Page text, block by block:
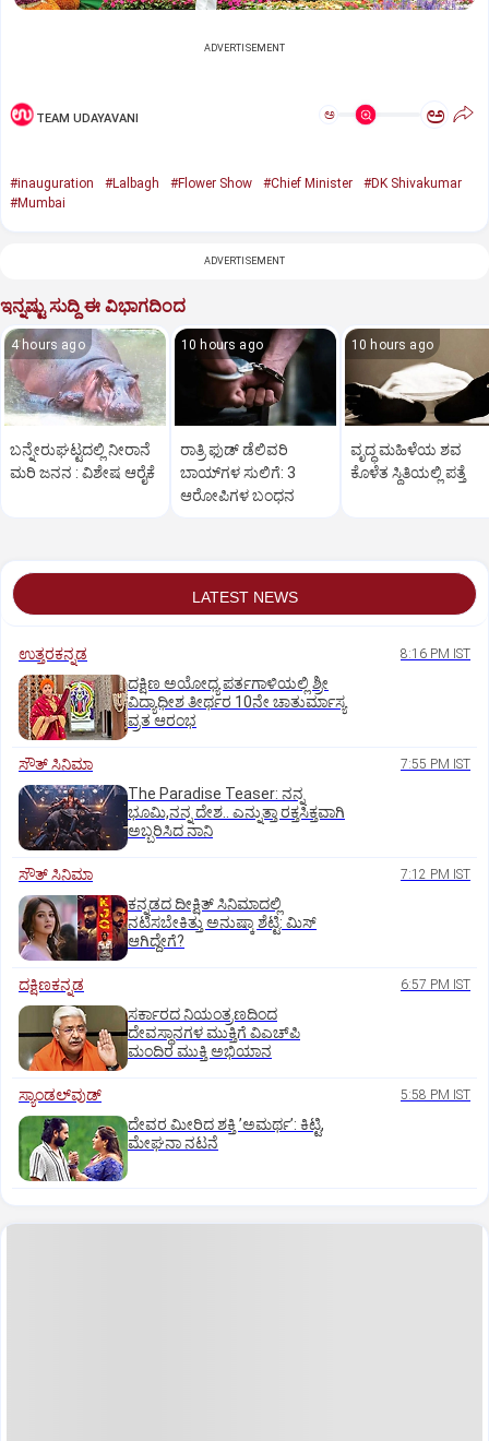
ADVERTISEMENT
TEAM UDAYAVANI ಅ ಅ
#inauguration #Lalbagh #Flower Show #Chief Minister
#DK Shivakumar
#Mumbai
ADVERTISEMENT
ಇನ್ನಷ್ಟು ಸುದ್ದಿ ಈ ವಿಭಾಗದಿಂದ
4 hours ago
ಬನ್ನೇರುಘಟ್ಟದಲ್ಲಿ ನೀರಾನೆ
ಮರಿ ಜನನ : ವಿಶೇಷ ಆರೈಕೆ
10 hours ago
ರಾತ್ರಿ ಫುಡ್‌ ಡೆಲಿವರಿ
ಬಾಯ್‌ಗಳ ಸುಲಿಗೆ: 3
ಆರೋಪಿಗಳ ಬಂಧನ
10 hours ago
ವೃದ್ಧ ಮಹಿಳೆಯ ಶವ
ಕೊಳೆತ ಸ್ಥಿತಿಯಲ್ಲಿ ಪತ್ತೆ
LATEST NEWS
ಉತ್ತರಕನ್ನಡ 8:16 PM IST
ದಕ್ಷಿಣ ಅಯೋಧ್ಯ ಪರ್ತಗಾಳಿಯಲ್ಲಿ ಶ್ರೀ
ವಿದ್ಯಾಧೀಶ ತೀರ್ಥರ 10ನೇ ಚಾತುರ್ಮಾಸ್ಯ
ವ್ರತ ಆರಂಭ
ಸೌತ್‌ ಸಿನಿಮಾ 7:55 PM IST
The Paradise Teaser: ನನ್ನ
ಭೂಮಿ,ನನ್ನ ದೇಶ.. ಎನ್ನುತ್ತಾ ರಕ್ತಸಿಕ್ತವಾಗಿ
ಅಬ್ಬರಿಸಿದ ನಾನಿ
ಸೌತ್‌ ಸಿನಿಮಾ 7:12 PM IST
ಕನ್ನಡದ ದೀಕ್ಷಿತ್‌ ಸಿನಿಮಾದಲ್ಲಿ
ನಟಿಸಬೇಕಿತ್ತು ಅನುಷ್ಕಾ ಶೆಟ್ಟಿ: ಮಿಸ್‌
ಆಗಿದ್ದೇಗೆ?
ದಕ್ಷಿಣಕನ್ನಡ 6:57 PM IST
ಸರ್ಕಾರದ ನಿಯಂತ್ರಣದಿಂದ
ದೇವಸ್ಥಾನಗಳ ಮುಕ್ತಿಗೆ ವಿಎಚ್‌ಪಿ
ಮಂದಿರ ಮುಕ್ತಿ ಅಭಿಯಾನ
ಸ್ಯಾಂಡಲ್‌ವುಡ್‌ 5:58 PM IST
ದೇವರ ಮೀರಿದ ಶಕ್ತಿ ʼಅಮರ್ಥʼ: ಕಿಟ್ಟಿ,
ಮೇಘನಾ ನಟನೆ